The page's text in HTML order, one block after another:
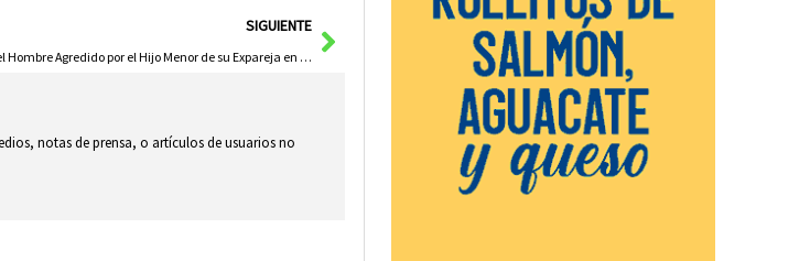
SIGUIENTE
Permanece en la UCI el Hombre Agredido por el Hijo Menor de su Expareja en Ciudad Real
Siguiente
notas de prensa, o artículos de usuarios no